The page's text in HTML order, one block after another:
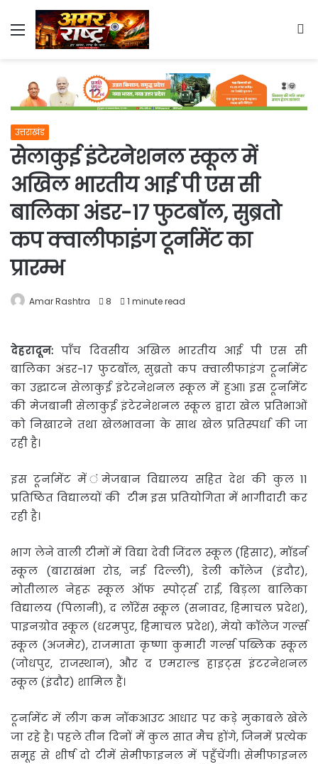
Menu
उत्तराखंड
सेलाकुई इंटेरनेशनल स्कूल में
अखिल भारतीय आई पी एस सी
बालिका अंडर-17 फुटबॉल, सुब्रतो
कप क्वालीफाइंग टूर्नामेंट का
प्रारम्भ
Amar Rashtra 8 1 minute read
देहरादून: पाँच दिवसीय अखिल भारतीय आई पी एस सी
बालिका अंडर-17 फुटबॉल, सुब्रतो कप क्वालीफाइंग टूर्नामेंट
का उद्घाटन सेलाकुई इंटेरनेशनल स्कूल में हुआ। इस टूर्नामेंट
की मेजबानी सेलाकुई इंटेरनेशनल स्कूल द्वारा खेल प्रतिभाओं
को निखारने तथा खेलभावना के साथ खेल प्रतिस्पर्धा की जा
रही है।
इस टूर्नामेंट में ंमेजबान विद्यालय सहित देश की कुल 11
प्रतिष्ठित विद्यालयों की टीम इस प्रतियोगिता में भागीदारी कर
रही है।
भाग लेने वाली टीमों में विद्या देवी जिंदल स्कूल (हिसार), मॉडर्न
स्कूल (बाराखंभा रोड, नई दिल्ली), डेली कॉलेज (इंदौर),
मोतीलाल नेहरू स्कूल ऑफ स्पोर्ट्स राई, बिड़ला बालिका
विद्यालय (पिलानी), द लॉरेंस स्कूल (सनावर, हिमाचल प्रदेश),
पाइनग्रोव स्कूल (धरमपुर, हिमाचल प्रदेश), मेयो कॉलेज गर्ल्स
स्कूल (अजमेर), राजमाता कृष्णा कुमारी गर्ल्स पब्लिक स्कूल
(जोधपुर, राजस्थान), और द एमराल्ड हाइट्स इंटरनेशनल
स्कूल (इंदौर) शामिल हैं।
टूर्नामेंट में लीग कम नॉकआउट आधार पर कड़े मुकाबले खेले
जा रहे है। पहले तीन दिनों में कुल सात मैच होंगे, जिनमें प्रत्येक
समूह से शीर्ष दो टीमें सेमीफाइनल में पहुँचेंगी। सेमीफाइनल